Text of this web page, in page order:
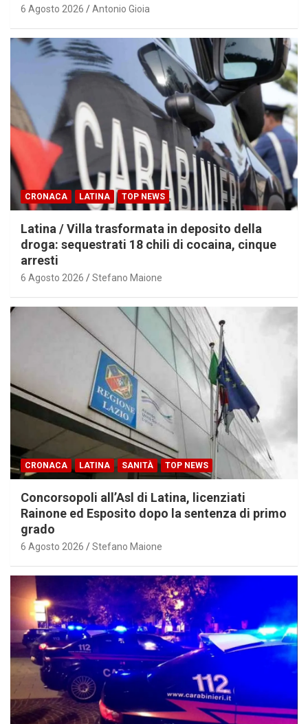
6 Agosto 2026 Antonio Gioia
CRONACA LATINA TOP NEWS
Latina / Villa trasformata in deposito della
droga: sequestrati 18 chili di cocaina, cinque
arresti
6 Agosto 2026 Stefano Maione
CRONACA LATINA SANITÀ TOP NEWS
Concorsopoli all’Asl di Latina, licenziati
Rainone ed Esposito dopo la sentenza di primo
grado
6 Agosto 2026 Stefano Maione